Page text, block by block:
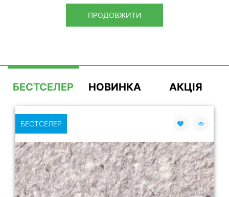
ПРОДОВЖИТИ
БЕСТСЕЛЕР НОВИНКА АКЦІЯ
БЕСТСЕЛЕР